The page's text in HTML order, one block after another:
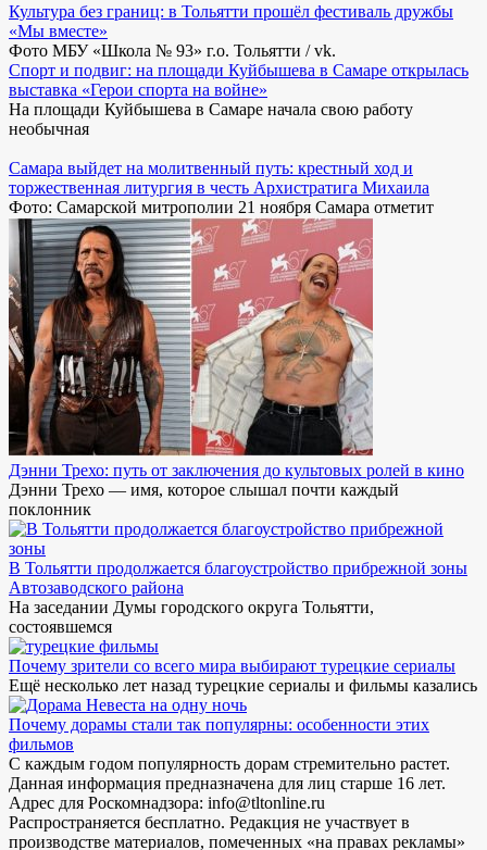
Культура без границ: в Тольятти прошёл фестиваль дружбы
«Мы вместе»
Фото МБУ «Школа № 93» г.о. Тольятти / vk.
Спорт и подвиг: на площади Куйбышева в Самаре открылась
выставка «Герои спорта на войне»
На площади Куйбышева в Самаре начала свою работу
необычная
Самара выйдет на молитвенный путь: крестный ход и
торжественная литургия в честь Архистратига Михаила
Фото: Самарской митрополии 21 ноября Самара отметит
Дэнни Трехо: путь от заключения до культовых ролей в кино
Дэнни Трехо — имя, которое слышал почти каждый
поклонник
В Тольятти продолжается благоустройство прибрежной зоны
Автозаводского района
На заседании Думы городского округа Тольятти,
состоявшемся
Почему зрители со всего мира выбирают турецкие сериалы
Ещё несколько лет назад турецкие сериалы и фильмы казались
Почему дорамы стали так популярны: особенности этих
фильмов
С каждым годом популярность дорам стремительно растет.
Данная информация предназначена для лиц старше 16 лет.
Адрес для Роскомнадзора: info@tltonline.ru
Распространяется бесплатно. Редакция не участвует в
производстве материалов, помеченных «на правах рекламы»